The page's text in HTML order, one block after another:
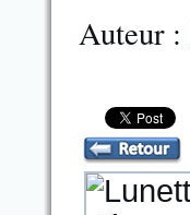
Auteur :